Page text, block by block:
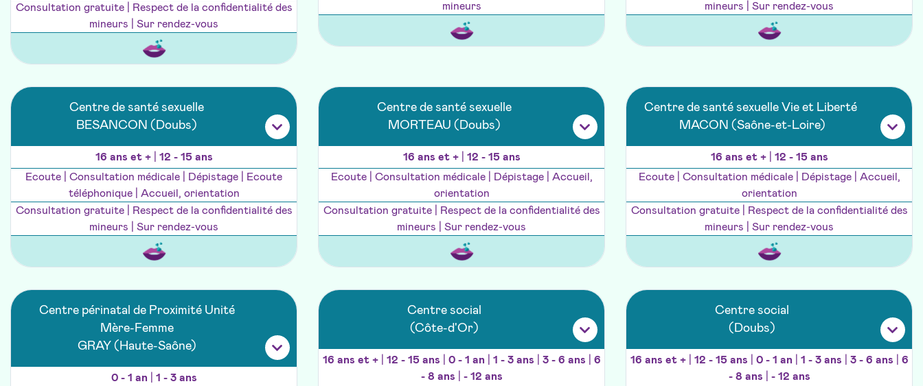
Consultation gratuite | Respect de la confidentialité des
mineurs | Sur rendez-vous
mineurs
mineurs | Sur rendez-vous
Centre de santé sexuelle
BESANCON (Doubs)
16 ans et +
12 - 15 ans
Ecoute | Consultation médicale | Dépistage | Ecoute
téléphonique | Accueil, orientation
Consultation gratuite | Respect de la confidentialité des
mineurs | Sur rendez-vous
Centre de santé sexuelle
MORTEAU (Doubs)
16 ans et +
12 - 15 ans
Ecoute | Consultation médicale | Dépistage | Accueil,
orientation
Consultation gratuite | Respect de la confidentialité des
mineurs | Sur rendez-vous
Centre de santé sexuelle Vie et Liberté
MACON (Saône-et-Loire)
16 ans et +
12 - 15 ans
Ecoute | Consultation médicale | Dépistage | Accueil,
orientation
Consultation gratuite | Respect de la confidentialité des
mineurs | Sur rendez-vous
Centre périnatal de Proximité Unité
Mère-Femme
GRAY (Haute-Saône)
0 - 1 an 1 - 3 ans
Centre social
(Côte-d'Or)
16 ans et + 12 - 15 ans 0 - 1 an 1 - 3 ans 3 - 6 ans
6
- 8 ans
- 12 ans
Centre social
(Doubs)
16 ans et + 12 - 15 ans 0 - 1 an 1 - 3 ans 3 - 6 ans
6
- 8 ans
- 12 ans